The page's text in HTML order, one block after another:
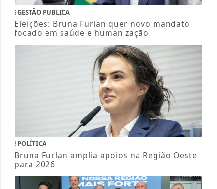
GESTÃO PUBLICA
Eleições: Bruna Furlan quer novo mandato
focado em saúde e humanização
POLÍTICA
Bruna Furlan amplia apoios na Região Oeste
para 2026